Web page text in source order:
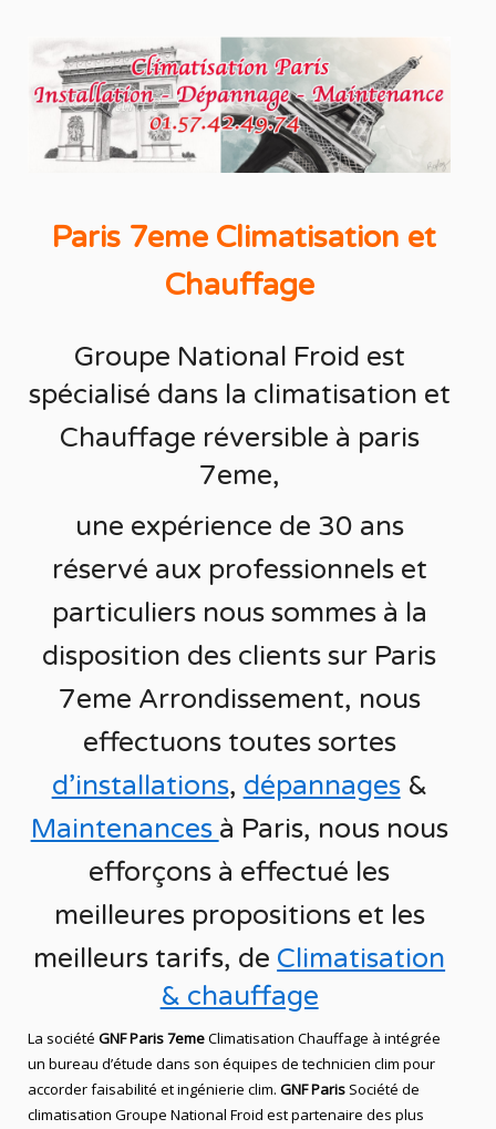
Paris 7eme Climatisation et
Chauffage
Groupe National Froid est
spécialisé dans la climatisation et
Chauffage réversible à paris
7eme,
une expérience de 30 ans
réservé aux professionnels et
particuliers nous sommes à la
disposition des clients sur Paris
7eme Arrondissement, nous
effectuons toutes sortes
d’installations, dépannages&
Maintenances à Paris, nous nous
efforçons à effectué les
meilleures propositions et les
meilleurstarifs, de Climatisation
& chauffage
La sociétéGNF Paris 7emeClimatisation Chauffage à intégrée
un bureau d’étude dans son équipes de technicienclim pour
accorder faisabilité et ingénierieclim.GNF Paris Société de
climatisation Groupe National Froid est partenaire des plus